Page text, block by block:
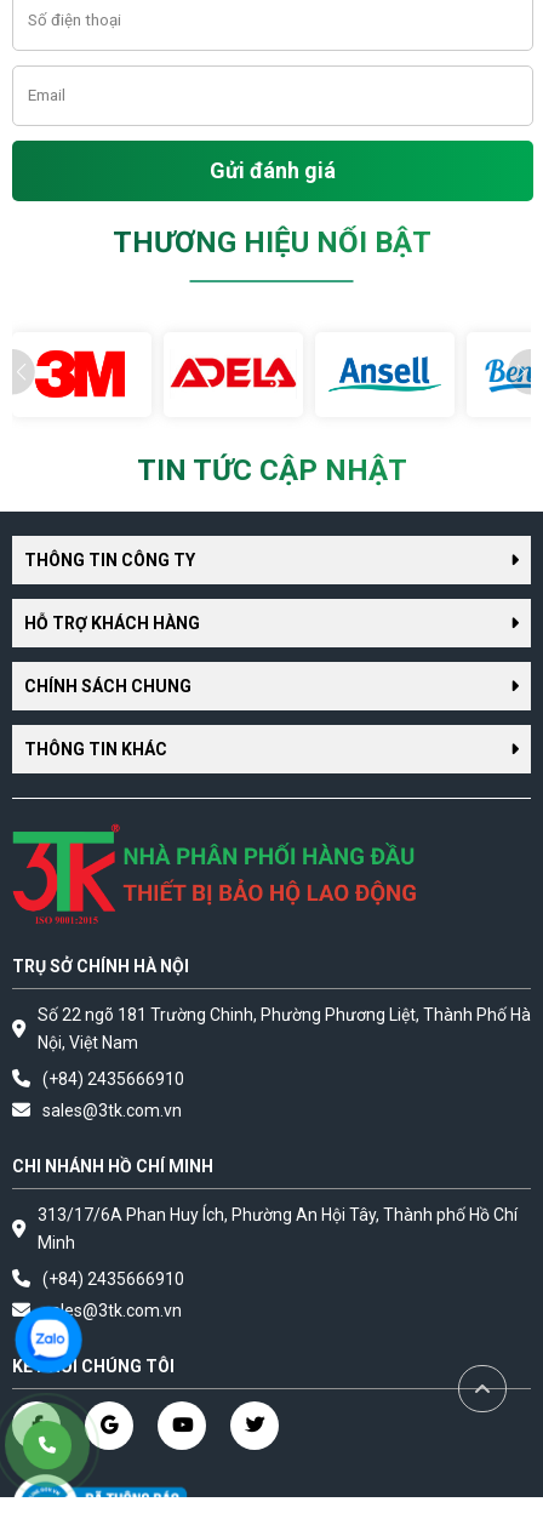
Gửi đánh giá
THƯƠNG HIỆU NỔI BẬT
TIN TỨC CẬP NHẬT
THÔNG TIN CÔNG TY
HỖ TRỢ KHÁCH HÀNG
CHÍNH SÁCH CHUNG
THÔNG TIN KHÁC
TRỤ SỞ CHÍNH HÀ NỘI
Số 22 ngõ 181 Trường Chinh, Phường Phương Liệt, Thành Phố Hà
Nội, Việt Nam
(+84) 2435666910
sales@3tk.com.vn
CHI NHÁNH HỒ CHÍ MINH
313/17/6A Phan Huy Ích, Phường An Hội Tây, Thành phố Hồ Chí
Minh
(+84) 2435666910
sales@3tk.com.vn
KẾT NỐI CHÚNG TÔI